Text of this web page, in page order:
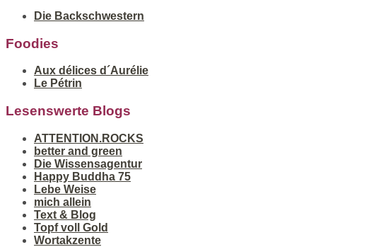
Die Backschwestern
Foodies
Aux délices d´Aurélie
Le Pétrin
Lesenswerte Blogs
ATTENTION.ROCKS
better and green
Die Wissensagentur
Happy Buddha 75
Lebe Weise
mich allein
Text & Blog
Topf voll Gold
Wortakzente